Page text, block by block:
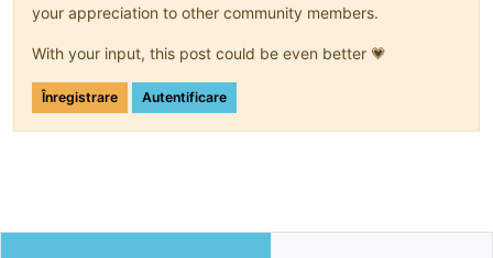
your appreciation to other community members.
With your input, this post could be even better 💗
Înregistrare Autentificare